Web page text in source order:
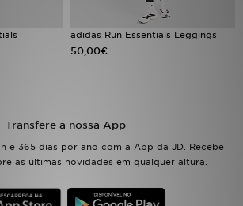
adidas Run Essentials Leggings
50,00€
Transfere a nossa App
e 365 dias por ano com a App da JD. Recebe
as últimas novidades em qualquer altura.
LOJAS